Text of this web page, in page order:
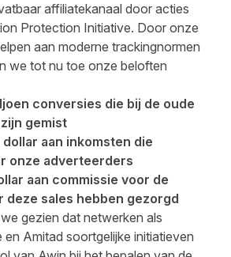
affiliatekanaal door acties
Protection Initiative. Door onze
aan moderne trackingnormen
we tot nu toe onze beloften
conversies die bij de oude
gemist
dollar aan inkomsten die
onze adverteerders
aan commissie voor de
deze sales hebben gezorgd
gezien dat netwerken als
en Amitad soortgelijke initiatieven